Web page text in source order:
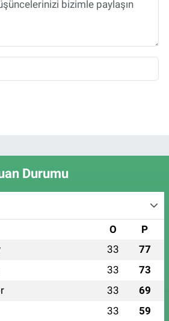
Durumu
O P
33 77
33 73
33 69
33 59